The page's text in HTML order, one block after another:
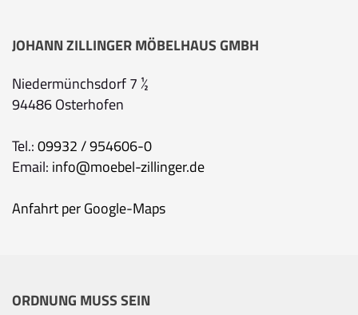
Alle mit Stern gekennzeichneten Felder sind
Name*
JOHANN ZILLINGER MÖBELHAUS GMBH
Niedermünchsdorf 7 ½
94486 Osterhofen
Tel.:09932 / 954606-0
Email: info@moebel-zillinger.de
Anfahrt per Google-Maps
ORDNUNG MUSS SEIN